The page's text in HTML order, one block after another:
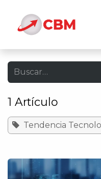
1 Artículo
Tendencia